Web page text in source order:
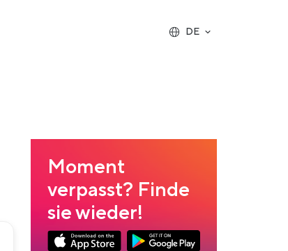
DE
Moment
verpasst? Finde
sie wieder!